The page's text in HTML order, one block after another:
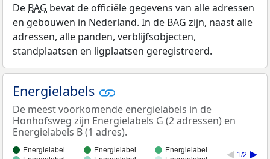
De BAG bevat de officiële gegevens van alle adressen
en gebouwen in Nederland. In de BAG zijn, naast alle
adressen, alle panden, verblijfsobjecten,
standplaatsen en ligplaatsen geregistreerd.
Energielabels
De meest voorkomende energielabels in de
Honhofsweg zijn Energielabels G (2 adressen) en
Energielabels B (1 adres).
Energielabel… Energielabel…
Energielabel…
1/2